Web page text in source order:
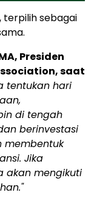
terpilih sebagai
Presiden
saat
tentukan hari
di tengah
berinvestasi
membentuk
Jika
akan mengikuti